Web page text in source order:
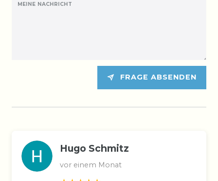
MEINE NACHRICHT
FRAGE ABSENDEN
Hugo Schmitz
vor einem Monat